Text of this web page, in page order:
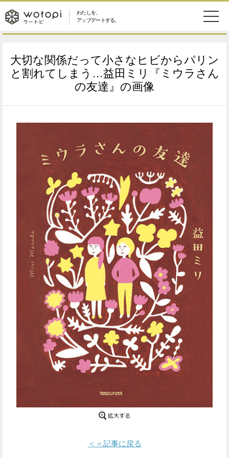
わたしを、
アップデートする。
wotopi
-
ウ
ー
ニ
美容・コスメ 妊娠・出産
ワークスタイル
SDGs
アイテム
ウートピとは？
Facebook
で
シ
ェ
ア
す
る
Twitter
で
シ
ェ
ア
す
る
大切な関係だって小さなヒビからパリン
と割れてしまう…益田ミリ『ミウラさん
の友達』の画像
＜＜記事に戻る